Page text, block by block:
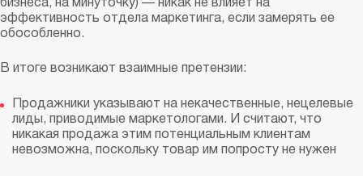
бизнеса, на минуточку) — никак не влияет на
эффективность отдела маркетинга, если замерять ее
обособленно.
В итоге возникают взаимные претензии:
Продажники указывают на некачественные, нецелевые
лиды, приводимые маркетологами. И считают, что
никакая продажа этим потенциальным клиентам
невозможна, поскольку товар им попросту не нужен